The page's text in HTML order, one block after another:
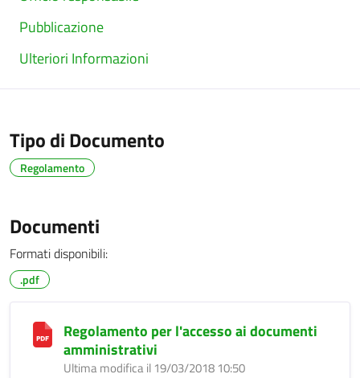
Pubblicazione
Ulteriori Informazioni
Tipo di Documento
Regolamento
Documenti
Formati disponibili:
.pdf
Regolamento per l'accesso ai documenti
amministrativi
Ultima modifica il 19/03/2018 10:50